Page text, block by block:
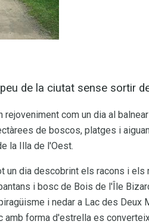
de la ciutat sense sortir
com un dia al
de boscos, platges i
la Illa de l'Oest.
un dia descobrint els racons i
i bosc de Bois de l'Île
i nedar a Lac des
amb forma d'estrella es